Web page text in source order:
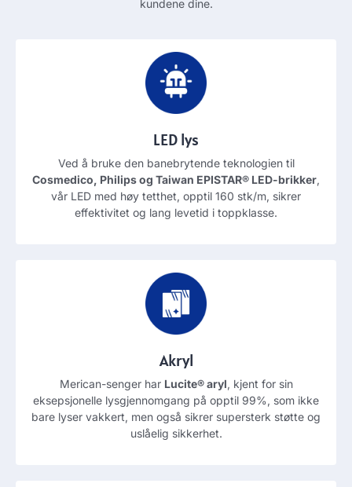
kundene dine.
LED lys
Ved å bruke den banebrytende teknologien til
Cosmedico, Philips og Taiwan EPISTAR® LED-brikker,
vår LED med høy tetthet, opptil 160 stk/m, sikrer
effektivitet og lang levetid i toppklasse.
Akryl
Merican-senger har Lucite® aryl, kjent for sin
eksepsjonelle lysgjennomgang på opptil 99%, som ikke
bare lyser vakkert, men også sikrer supersterk støtte og
uslåelig sikkerhet.